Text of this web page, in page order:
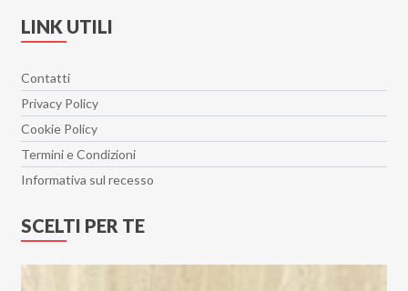
LINK UTILI
Contatti
Privacy Policy
Cookie Policy
Termini e Condizioni
Informativa sul recesso
SCELTI PER TE